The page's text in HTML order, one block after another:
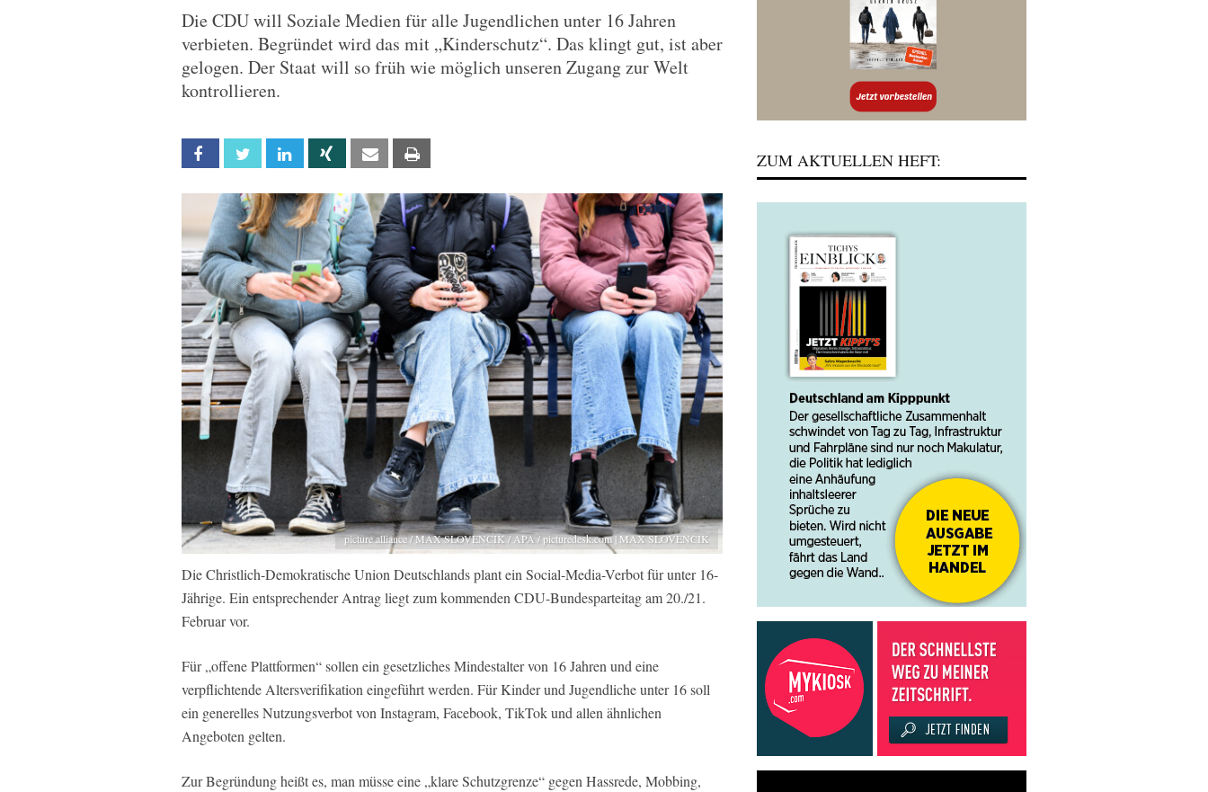
Die CDU will Soziale Medien für alle Jugendlichen unter 16 Jahren
verbieten. Begründet wird das mit „Kinderschutz“. Das klingt gut, ist aber
gelogen. Der Staat will so früh wie möglich unseren Zugang zur Welt
kontrollieren.
Facebook Twitter Linkedin Xing Email
picture alliance / MAX SLOVENCIK / APA / picturedesk.com | MAX SLOVENCIK
Die Christlich-Demokratische Union Deutschlands plant ein Social-Media-Verbot für unter 16-
Jährige. Ein entsprechender Antrag liegt zum kommenden CDU-Bundesparteitag am 20./21.
Februar vor.
Für „offene Plattformen“ sollen ein gesetzliches Mindestalter von 16 Jahren und eine
verpflichtende Altersverifikation eingeführt werden. Für Kinder und Jugendliche unter 16 soll
ein generelles Nutzungsverbot von Instagram, Facebook, TikTok und allen ähnlichen
Angeboten gelten.
Zur Begründung heißt es, man müsse eine „klare Schutzgrenze“ gegen Hassrede, Mobbing,
ZUM AKTUELLEN HEFT: